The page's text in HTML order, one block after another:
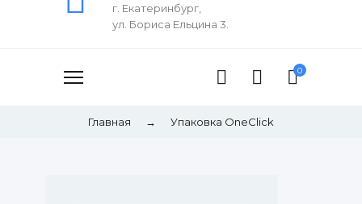
г. Екатеринбург,
ул. Бориса Ельцина 3.
0
Главная → Упаковка OneClick